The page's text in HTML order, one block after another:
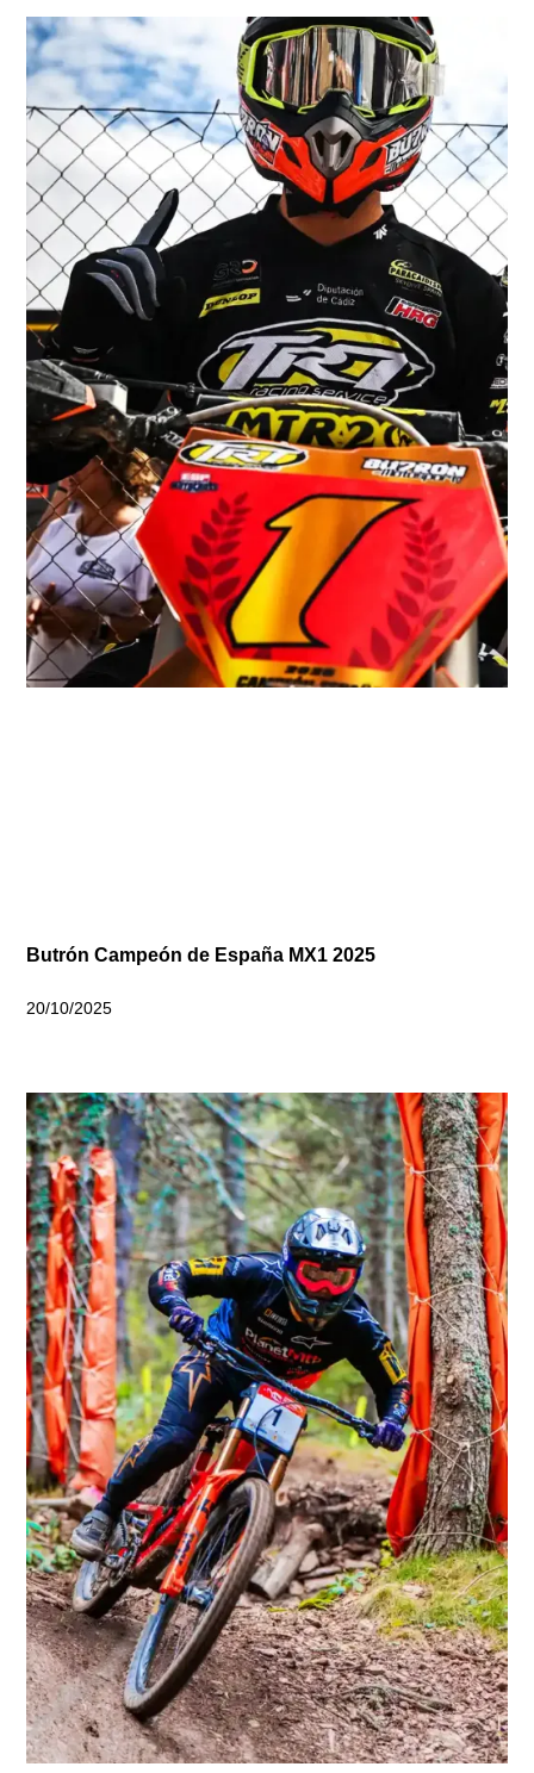
Butrón Campeón de España MX1 2025
20/10/2025